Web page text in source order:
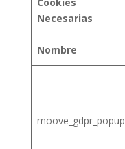
Necesarias
Nombre
moove_gdpr_popup